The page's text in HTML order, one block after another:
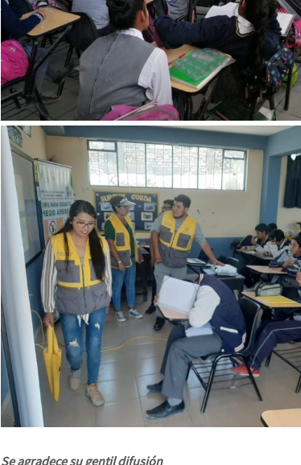
Se agradece su gentil difusión